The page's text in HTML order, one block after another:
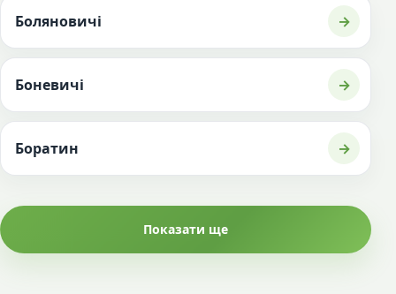
Боляновичі →
Боневичі →
Боратин →
Показати ще